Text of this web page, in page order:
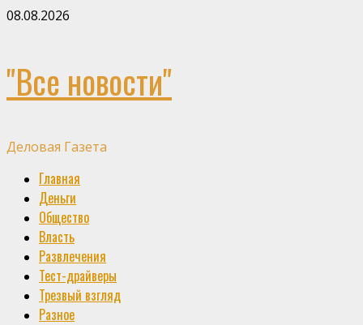
Skip
08.08.2026
"Все новости"
Деловая Газета
Primary
Menu
Главная
Деньги
Общество
Власть
Развлечения
Тест-драйверы
Трезвый взгляд
Разное